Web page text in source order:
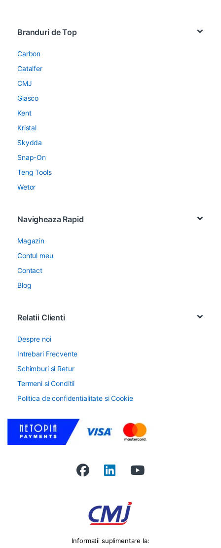
Branduri de Top
Carbon
Catalfer
CMJ
Giasco
Kent
Kristal
Skydda
Snap-On
Teng Tools
Wetor
Navigheaza Rapid
Magazin
Contul meu
Contact
Blog
Relatii Clienti
Despre noi
Intrebari Frecvente
Schimburi si Retur
Termeni si Conditii
Politica de confidentialitate si Cookie
Informatii suplimentare la: